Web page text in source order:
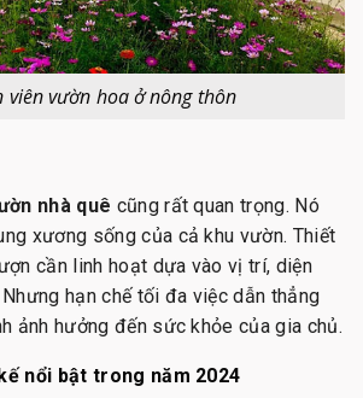
viên vườn hoa ở nông thôn
nhà quê cũng rất quan trọng. Nó
xương sống của cả khu vườn. Thiết
cần linh hoạt dựa vào vị trí, diện
hạn chế tối đa việc dẫn thẳng
ảnh hưởng đến sức khỏe của gia chủ.
nổi bật trong năm 2024